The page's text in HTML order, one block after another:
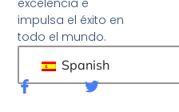
impulsa el éxito en
todo el mundo.
Spanish
F
a
G